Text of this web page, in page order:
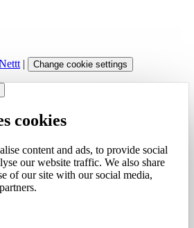
| Change cookie settings
cookies
content and ads, to provide social
our website traffic. We also share
of our site with our social media,